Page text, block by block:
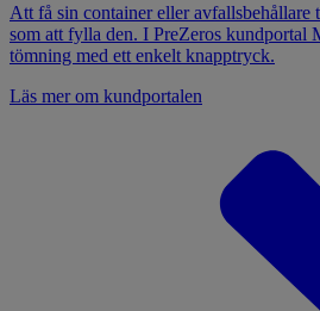
Att få sin container eller avfallsbehållare
som att fylla den. I PreZeros kundportal
tömning med ett enkelt knapptryck.
Läs mer om kundportalen